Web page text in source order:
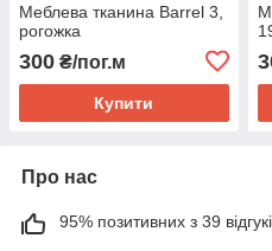
Меблева тканина Barrel 3,
рогожка
300 ₴/пог.м
Купити
Про нас
95% позитивних з 39